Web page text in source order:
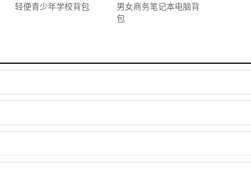
轻便青少年学校背包
男女商务笔记本电脑背
包